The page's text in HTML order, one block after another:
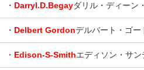
・ Darryl.D.Begayダリル・ディーン
・ Delbert Gordonデルバート・ゴー
・ Edison-S-Smithエディソン・サ